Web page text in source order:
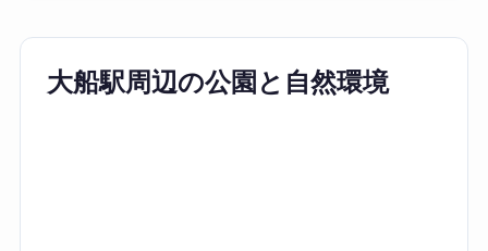
大船駅周辺の公園と自然環境